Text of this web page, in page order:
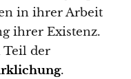
in ihrer Arbeit
ihrer Existenz.
Teil der
.